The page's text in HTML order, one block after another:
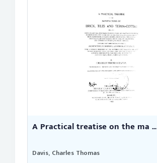
A Practical treatise on the ma ...
Davis, Charles Thomas